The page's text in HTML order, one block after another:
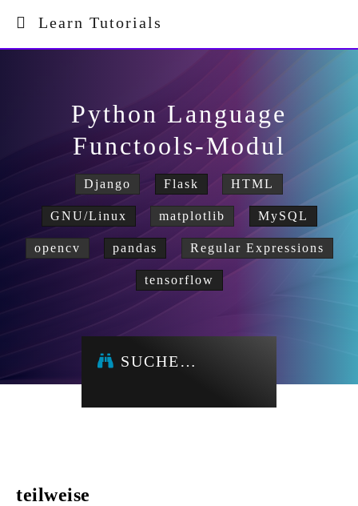
Learn Tutorials
Python Language
Functools-Modul
Django Flask HTML
GNU/Linux matplotlib MySQL
opencv pandas Regular Expressions
tensorflow
SUCHE…
teilweise